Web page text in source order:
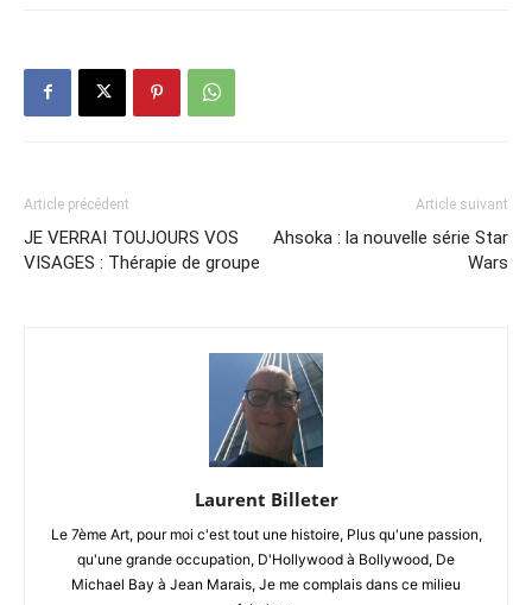
Article précédent
JE VERRAI TOUJOURS VOS
VISAGES : Thérapie de groupe
Article suivant
Ahsoka : la nouvelle série Star
Wars
Laurent Billeter
Le 7ème Art, pour moi c'est tout une histoire, Plus qu'une passion,
qu'une grande occupation, D'Hollywood à Bollywood, De
Michael Bay à Jean Marais, Je me complais dans ce milieu